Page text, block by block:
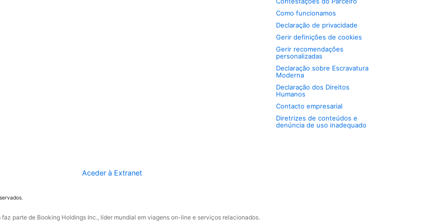
Como funcionamos
Declaração de privacidade
Gerir definições de cookies
Gerir recomendações
personalizadas
Declaração sobre Escravatura
Moderna
Declaração dos Direitos
Humanos
Contacto empresarial
Diretrizes de conteúdos e
denúncia de uso inadequado
Aceder à Extranet
parte de Booking Holdings Inc., líder mundial em viagens on-line e serviços relacionados.